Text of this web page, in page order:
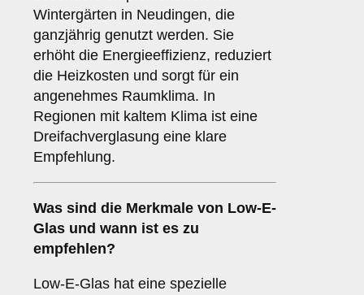
Wintergärten in Neudingen, die
ganzjährig genutzt werden. Sie
erhöht die Energieeffizienz, reduziert
die Heizkosten und sorgt für ein
angenehmes Raumklima. In
Regionen mit kaltem Klima ist eine
Dreifachverglasung eine klare
Empfehlung.
Was sind die Merkmale von Low-E-
Glas und wann ist es zu
empfehlen?
Low-E-Glas hat eine spezielle